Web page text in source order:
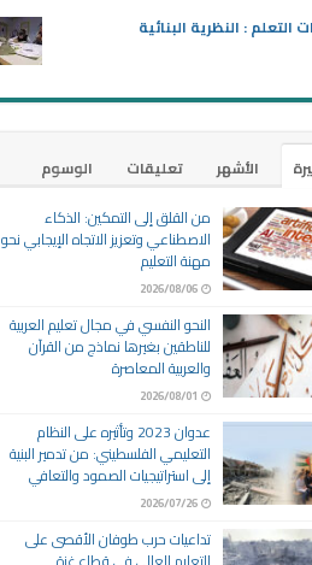
التعلم : النظرية البنائية
الأشهر تعليقات
الوسوم
من القلق إلى التمكين: الذكاء
الاصطناعي وتعزيز الاتجاه الإيجابي نحو
مهنة التعليم
2026/08/06
النحو النفسي في مجال تعليم العربية
للناطقين بغيرها نماذج من القرآن
والعربية المعاصرة
2026/08/01
عدوان 2023 وتأثيره على النظام
التعليمي الفلسطيني: من تدمير البنية
إلى استراتيجيات الصمود والتعافي
2026/07/26
تداعيات حرب طوفان الأقصى على